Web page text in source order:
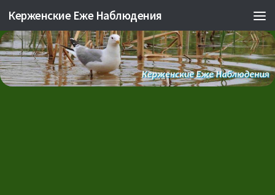
Skip to content
Керженские Еже Наблюдения